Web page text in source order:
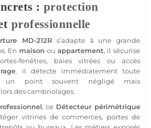
:protection
professionnelle
MD-212R s’adapte à une grande
En maison ou appartement, il sécurise
fenêtres, baies vitrées ou accès
, il détecte immédiatement toute
un point souvent négligé mais
des cambriolages.
, ce Détecteur périmétrique
vitrines de commerces, portes de